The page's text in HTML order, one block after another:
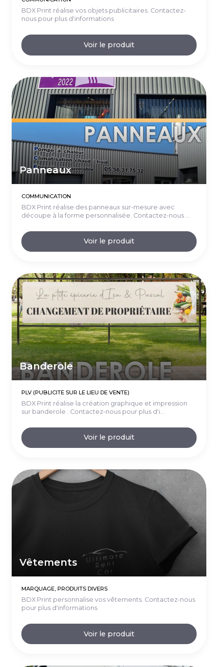
BDX Print réalise vos objets publicitaires. Contactez-
nous pour plus d'informations
Voir le produit
Panneaux
COMMUNICATION
BDX Print réalise des panneaux sur-mesure avec
découpe à la forme personnalisée. Contactez-nous ...
Voir le produit
Banderole
PLV (PUBLICITÉ SUR LE LIEU DE VENTE)
BDX Print réalise la création graphique et impression
sur banderole . Contactez-nous pour plus d'i...
Voir le produit
Vêtements
MARQUAGE, PRODUITS DIVERS
BDX Print personnalise vos vêtements. Contactez-nous
pour plus d'informations
Voir le produit